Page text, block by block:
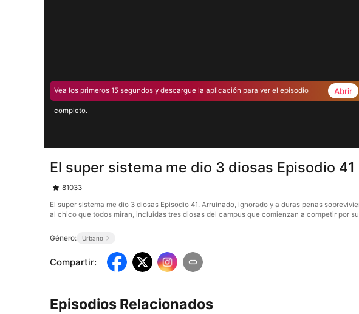
Vea los primeros 15 segundos y descargue la aplicación para ver el episodio
completo.
Abrir
El super sistema me dio 3 diosas Episodio 41
81033
El super sistema me dio 3 diosas Episodio 41. Arruinado, ignorado y a duras penas
al chico que todos miran, incluidas tres diosas del campus que comienzan a competir por
Género: Urbano
Compartir:
Episodios Relacionados